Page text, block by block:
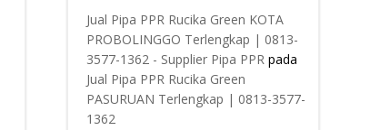
Jual Pipa PPR Rucika Green KOTA
PROBOLINGGO Terlengkap | 0813-
3577-1362 - Supplier Pipa PPRpada
Jual Pipa PPR Rucika Green
PASURUAN Terlengkap | 0813-3577-
1362